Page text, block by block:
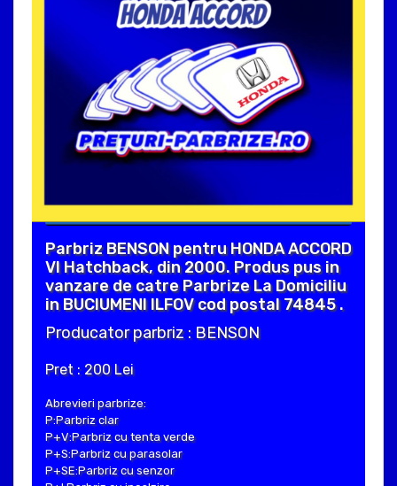
Parbriz BENSON pentru HONDA ACCORD
VI Hatchback, din 2000. Produs pus in
vanzare de catre Parbrize La Domiciliu
in BUCIUMENI ILFOV cod postal 74845 .
Producator parbriz : BENSON
Pret : 200 Lei
Abrevieri parbrize:
P:Parbriz clar
P+V:Parbriz cu tenta verde
P+S:Parbriz cu parasolar
P+SE:Parbriz cu senzor